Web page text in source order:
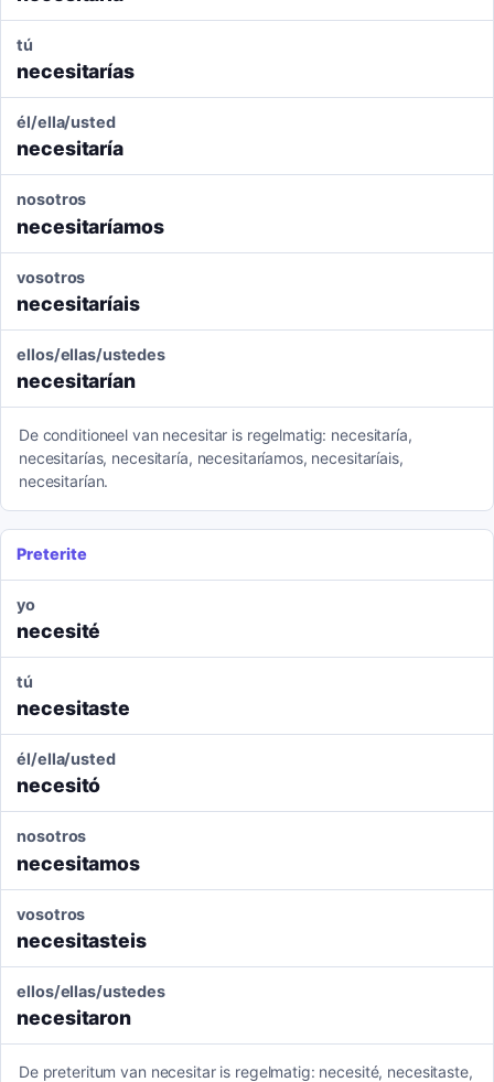
tú
necesitarías
él/ella/usted
necesitaría
nosotros
necesitaríamos
vosotros
necesitaríais
ellos/ellas/ustedes
necesitarían
De conditioneel van necesitar is regelmatig: necesitaría,
necesitarías, necesitaría, necesitaríamos, necesitaríais,
necesitarían.
Preterite
yo
necesité
tú
necesitaste
él/ella/usted
necesitó
nosotros
necesitamos
vosotros
necesitasteis
ellos/ellas/ustedes
necesitaron
De preteritum van necesitar is regelmatig: necesité, necesitaste,